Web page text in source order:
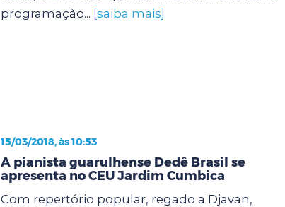
programação... [saiba mais]
15/03/2018, às 10:53
A pianista guarulhense Dedê Brasil se
apresenta no CEU Jardim Cumbica
Com repertório popular, regado a Djavan,